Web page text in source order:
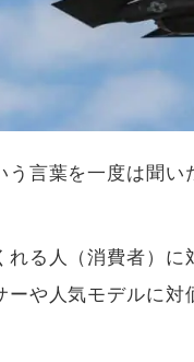
言葉を一度は聞
る人（消費者）
や人気モデルに